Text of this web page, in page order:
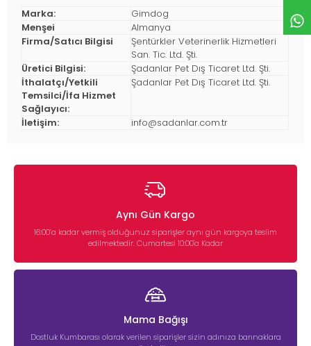
Marka:
Gimdog
Menşei
Almanya
Firma/Satıcı Bilgisi
Şentürkler Veterinerlik Hizmetleri
San. Tic. Ltd. Şti.
Üretici Bilgisi:
Şadanlar Pet Dış Ticaret Ltd. Şti.
İthalatçı/Yetkili
Temsilci/İfa Hizmet
Sağlayıcı:
Şadanlar Pet Dış Ticaret Ltd. Şti.
İletişim: info@sadanlar.com.tr
Aynı Gün Kargo
16:00’a kadar vermiş olduğunuz siparişler aynı gün kargoya teslim
edilmektedir. Cumartesi 10:00'a Kadar
Mama Bağışı
Dostluk Kumbarası olarak verilen siparişler sizin adınıza barınaklara